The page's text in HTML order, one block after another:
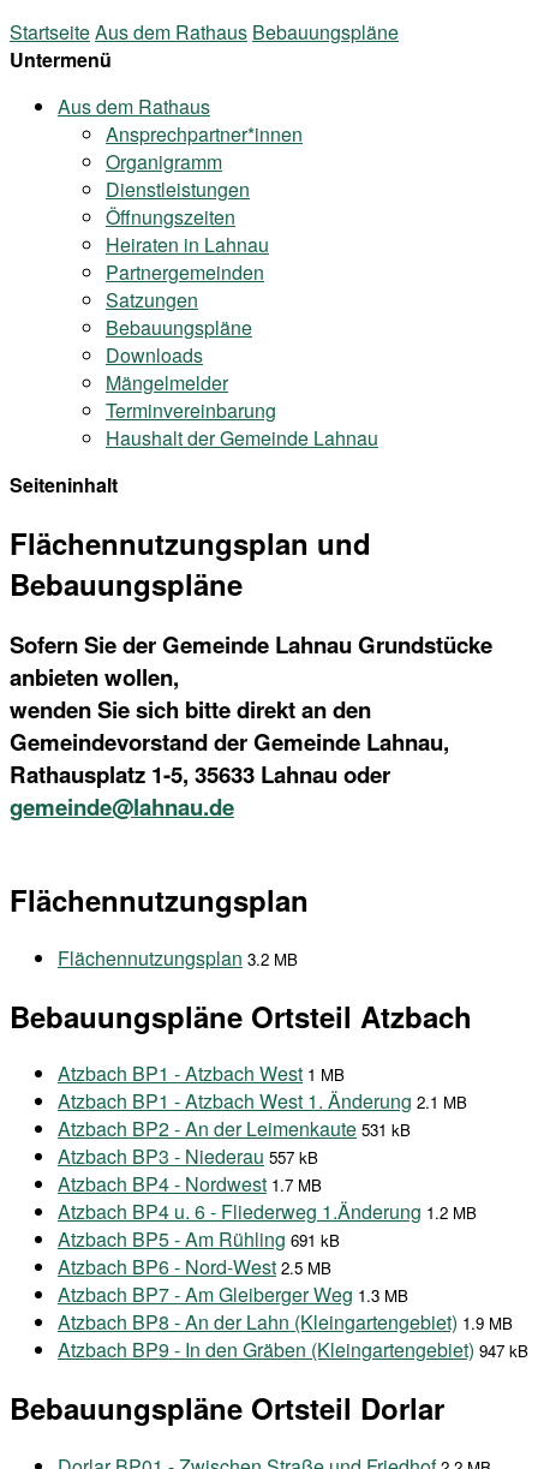
StartseiteAus dem Rathaus Bebauungspläne
Untermenü
Aus dem Rathaus
Ansprechpartner*innen
Organigramm
Dienstleistungen
Öffnungszeiten
Heiraten in Lahnau
Partnergemeinden
Satzungen
Bebauungspläne
Downloads
Mängelmelder
Terminvereinbarung
Haushalt der Gemeinde Lahnau
Seiteninhalt
Flächennutzungsplan und
Bebauungspläne
Sofern Sie der Gemeinde Lahnau Grundstücke
anbieten wollen,
wenden Sie sich bitte direkt an den
Gemeindevorstand der Gemeinde Lahnau,
Rathausplatz 1-5, 35633 Lahnau oder
gemeinde@lahnau.de
Flächennutzungsplan
Flächennutzungsplan 3.2 MB
Bebauungspläne Ortsteil Atzbach
Atzbach BP1 - Atzbach West 1 MB
Atzbach BP1 - Atzbach West 1. Änderung 2.1 MB
Atzbach BP2 - An der Leimenkaute 531 kB
Atzbach BP3 - Niederau 557 kB
Atzbach BP4 - Nordwest 1.7 MB
Atzbach BP4 u. 6 - Fliederweg 1.Änderung 1.2 MB
Atzbach BP5 - Am Rühling 691 kB
Atzbach BP6 - Nord-West 2.5 MB
Atzbach BP7 - Am Gleiberger Weg 1.3 MB
Atzbach BP8 - An der Lahn (Kleingartengebiet) 1.9 MB
Atzbach BP9 - In den Gräben (Kleingartengebiet) 947 kB
Bebauungspläne Ortsteil Dorlar